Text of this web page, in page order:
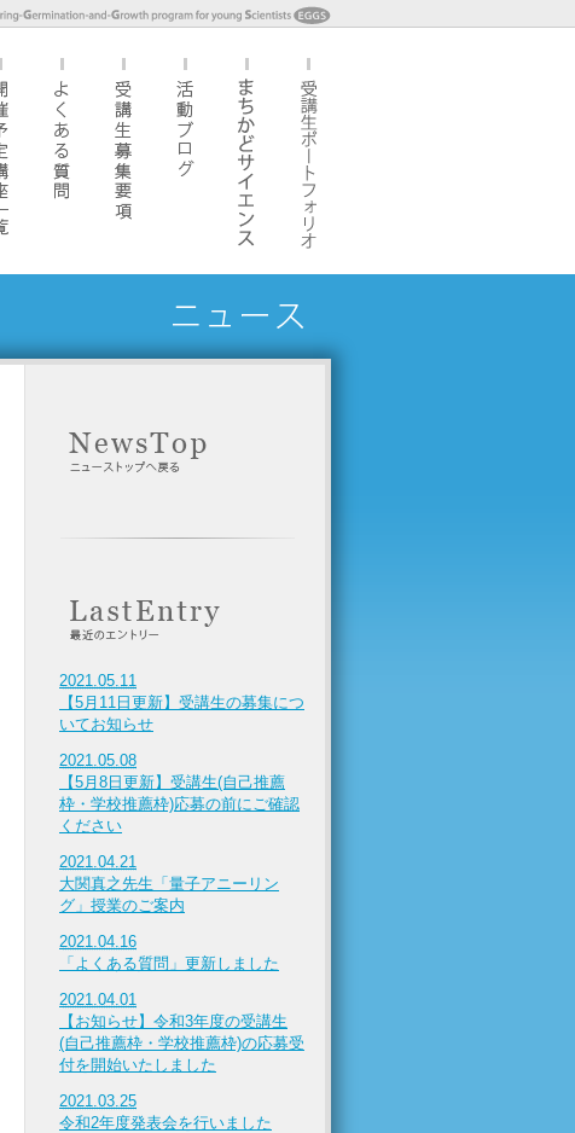
2021.05.11
【5月11日更新】受講生の募集につ
いてお知らせ
2021.05.08
【5月8日更新】受講生(自己推薦
枠・学校推薦枠)応募の前にご確認
ください
2021.04.21
大関真之先生「量子アニーリン
グ」授業のご案内
2021.04.16
「よくある質問」更新しました
2021.04.01
【お知らせ】令和3年度の受講生
(自己推薦枠・学校推薦枠)の応募受
付を開始いたしました
2021.03.25
令和2年度発表会を行いました